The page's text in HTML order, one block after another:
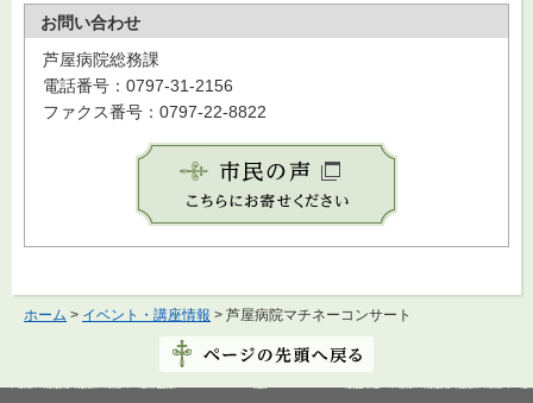
お問い合わせ
芦屋病院総務課
電話番号：0797-31-2156
ファクス番号：0797-22-8822
ホーム > イベント・講座情報 > 芦屋病院マチネーコンサート